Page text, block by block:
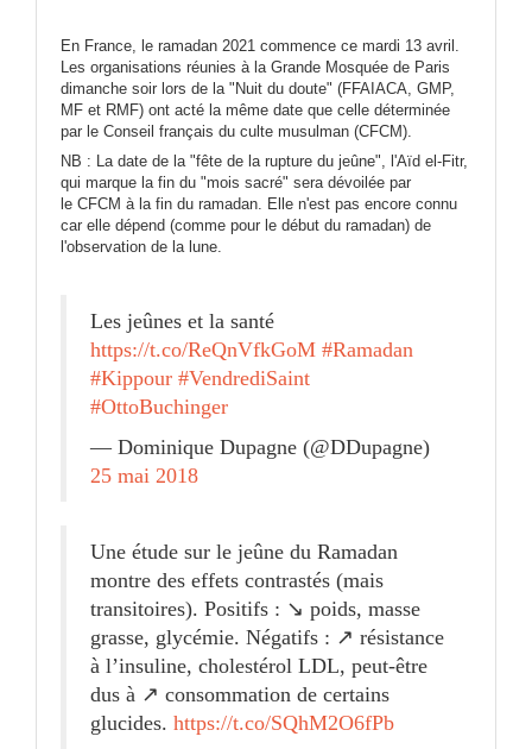
En France, le ramadan 2021 commence ce mardi 13 avril.
Les organisations réunies à la Grande Mosquée de Paris
dimanche soir lors de la "Nuit du doute" (FFAIACA, GMP,
MF et RMF) ont acté la même date que celle déterminée
par le Conseil français du culte musulman (CFCM).
NB : La date de la "fête de la rupture du jeûne", l'Aïd el-Fitr,
qui marque la fin du "mois sacré" sera dévoilée par
le CFCM à la fin du ramadan. Elle n'est pas encore connu
car elle dépend (comme pour le début du ramadan) de
l'observation de la lune.
Les jeûnes et la santé
https://t.co/ReQnVfkGoM #Ramadan
#Kippour #VendrediSaint
#OttoBuchinger
— Dominique Dupagne (@DDupagne)
25 mai 2018
Une étude sur le jeûne du Ramadan
montre des effets contrastés (mais
transitoires). Positifs : ↘️ poids, masse
grasse, glycémie. Négatifs : ↗️ résistance
à l’insuline, cholestérol LDL, peut-être
dus à ↗️ consommation de certains
glucides. https://t.co/SQhM2O6fPb